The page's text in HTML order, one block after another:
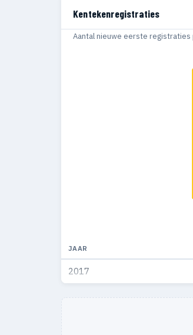
1993
Kentekenregistraties
Aantal nieuwe eerste
JAAR
2017